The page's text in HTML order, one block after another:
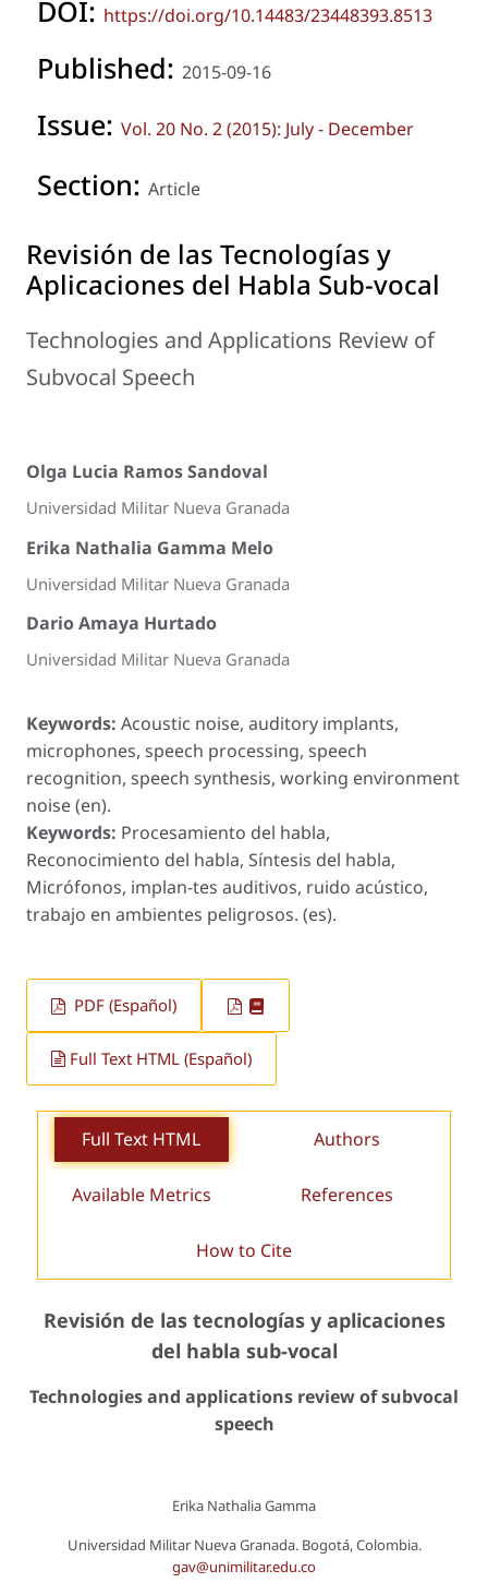
DOI: https://doi.org/10.14483/23448393.8513
Published: 2015-09-16
Issue: Vol. 20 No. 2 (2015): July - December
Section: Article
Revisión de las Tecnologías y
Aplicaciones del Habla Sub-vocal
Technologies and Applications Review of
Subvocal Speech
Olga Lucia Ramos Sandoval
Universidad Militar Nueva Granada
Erika Nathalia Gamma Melo
Universidad Militar Nueva Granada
Dario Amaya Hurtado
Universidad Militar Nueva Granada
Keywords: Acoustic noise, auditory implants,
microphones, speech processing, speech
recognition, speech synthesis, working environment
noise (en).
Keywords: Procesamiento del habla,
Reconocimiento del habla, Síntesis del habla,
Micrófonos, implan-tes auditivos, ruido acústico,
trabajo en ambientes peligrosos. (es).
PDF (Español)
Full Text HTML (Español)
Full Text HTML Authors
Available Metrics References
How to Cite
Revisión de las tecnologías y aplicaciones
del habla sub-vocal
Technologies and applications review of subvocal
speech
Erika Nathalia Gamma
Universidad Militar Nueva Granada. Bogotá, Colombia.
gav@unimilitar.edu.co